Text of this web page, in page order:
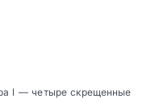
I — четыре скрещенные